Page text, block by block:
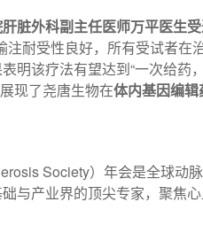
脏外科副主任医师万平医生
注耐受性良好，所有受试者
明该疗法有望达到“一次给药
现了尧唐生物在体内基因编辑
Society）年会是全球动
与产业界的顶尖专家，聚焦